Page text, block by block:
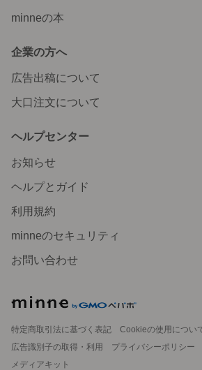
minneの本
企業の方へ
広告出稿について
大口注文について
ヘルプセンター
お知らせ
ヘルプとガイド
利用規約
minneのセキュリティ
お問い合わせ
特定商取引法に基づく表記
Cookieの使用につい
広告識別子の取得・利用
プライバシーポリシー
メディアキット